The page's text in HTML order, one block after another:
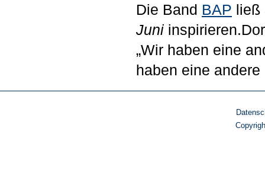
Die Band BAP ließ
Juni
„Wir haben eine
haben eine